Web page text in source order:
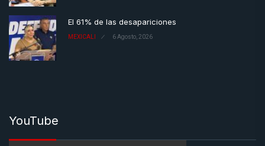
El 61% de las desapariciones
MEXICALI 6 Agosto, 2026
YouTube